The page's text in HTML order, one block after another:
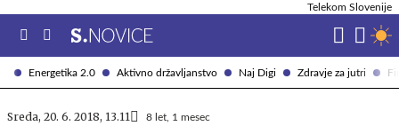
Energetika 2.0 Aktivno državljanstvo Naj Digi Zdravje za jutri
Telekom Slovenije
Sreda, 20. 6. 2018, 13.11 8 let, 1 mesec